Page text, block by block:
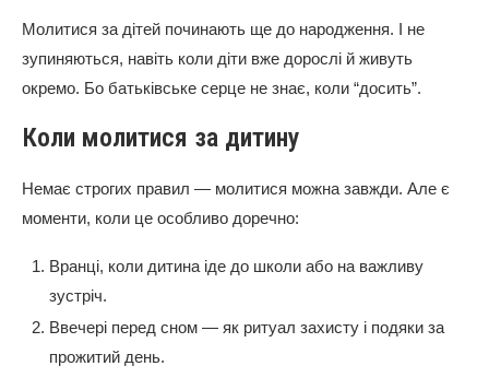
Молитися за дітей починають ще до народження. І не
зупиняються, навіть коли діти вже дорослі й живуть
окремо. Бо батьківське серце не знає, коли “досить”.
Коли молитися за дитину
Немає строгих правил — молитися можна завжди. Але є
моменти, коли це особливо доречно:
Вранці, коли дитина іде до школи або на важливу
зустріч.
Ввечері перед сном — як ритуал захисту і подяки за
прожитий день.